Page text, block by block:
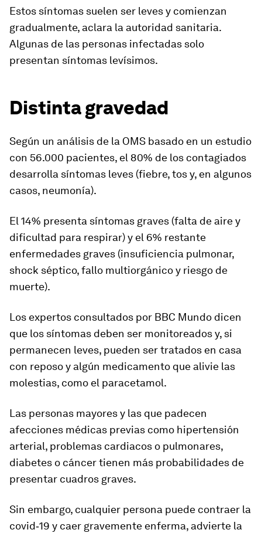
Estos síntomas suelen ser leves y comienzan
gradualmente, aclara la autoridad sanitaria.
Algunas de las personas infectadas solo
presentan síntomas levísimos.
Distinta gravedad
Según un análisis de la OMS basado en un estudio
con 56.000 pacientes, el 80% de los contagiados
desarrolla síntomas leves (fiebre, tos y, en algunos
casos, neumonía).
El 14% presenta síntomas graves (falta de aire y
dificultad para respirar) y el 6% restante
enfermedades graves (insuficiencia pulmonar,
shock séptico, fallo multiorgánico y riesgo de
muerte).
Los expertos consultados por BBC Mundo dicen
que los síntomas deben ser monitoreados y, si
permanecen leves, pueden ser tratados en casa
con reposo y algún medicamento que alivie las
molestias, como el paracetamol.
Las personas mayores y las que padecen
afecciones médicas previas como hipertensión
arterial, problemas cardiacos o pulmonares,
diabetes o cáncer tienen más probabilidades de
presentar cuadros graves.
Sin embargo, cualquier persona puede contraer la
covid‑19 y caer gravemente enferma, advierte la